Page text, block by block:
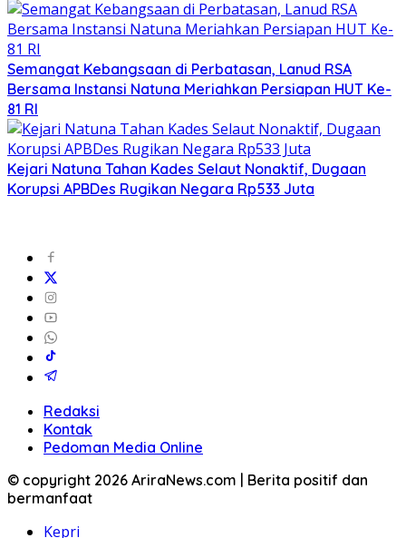
Semangat Kebangsaan di Perbatasan, Lanud RSA
Bersama Instansi Natuna Meriahkan Persiapan HUT Ke-
81 RI
Kejari Natuna Tahan Kades Selaut Nonaktif, Dugaan
Korupsi APBDes Rugikan Negara Rp533 Juta
Redaksi
Kontak
Pedoman Media Online
© copyright 2026 AriraNews.com | Berita positif dan
bermanfaat
Kepri